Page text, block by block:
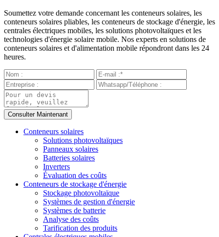
Soumettez votre demande concernant les conteneurs solaires, les
conteneurs solaires pliables, les conteneurs de stockage d'énergie, les
centrales électriques mobiles, les solutions photovoltaïques et les
technologies d'énergie solaire mobile. Nos experts en solutions de
conteneurs solaires et d'alimentation mobile répondront dans les 24
heures.
Conteneurs solaires
Solutions photovoltaïques
Panneaux solaires
Batteries solaires
Inverters
Évaluation des coûts
Conteneurs de stockage d'énergie
Stockage photovoltaïque
Systèmes de gestion d'énergie
Systèmes de batterie
Analyse des coûts
Tarification des produits